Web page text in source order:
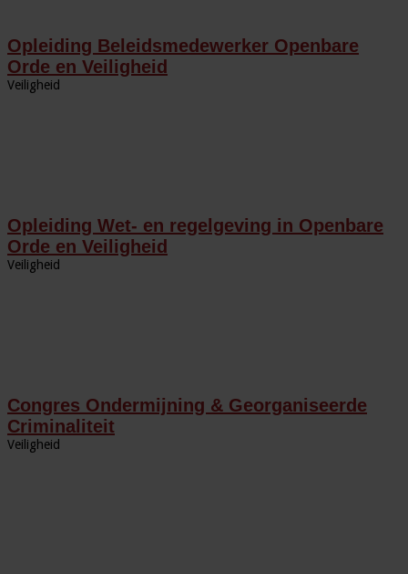
Opleiding Beleidsmedewerker Openbare
Orde en Veiligheid
Veiligheid
Opleiding Wet- en regelgeving in Openbare
Orde en Veiligheid
Veiligheid
Congres Ondermijning & Georganiseerde
Criminaliteit
Veiligheid